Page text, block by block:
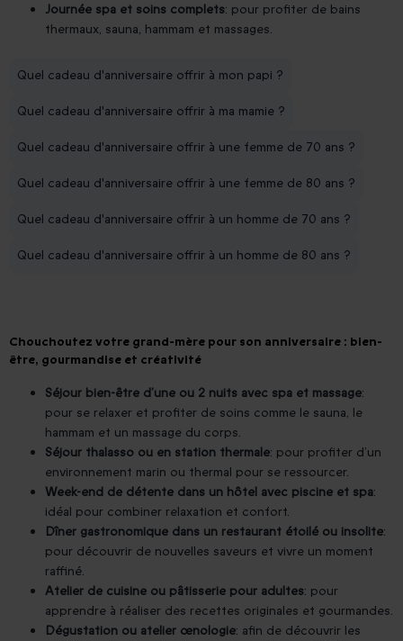
Journée spa et soins complets: pour profiter de bains
thermaux, sauna, hammam et massages.
Quel cadeau d'anniversaire offrir à mon papi ?
Quel cadeau d'anniversaire offrir à ma mamie ?
Quel cadeau d'anniversaire offrir à une femme de 70 ans ?
Quel cadeau d'anniversaire offrir à une femme de 80 ans ?
Quel cadeau d'anniversaire offrir à un homme de 70 ans ?
Quel cadeau d'anniversaire offrir à un homme de 80 ans ?
Chouchoutez votre grand-mère pour son anniversaire : bien-
être, gourmandise et créativité
Séjour bien-être d’une ou 2 nuits avec spa et massage:
pour se relaxer et profiter de soins comme le sauna, le
hammam et un massage du corps.
Séjour thalasso ou en station thermale: pour profiter d’un
environnement marin ou thermal pour se ressourcer.
Week-end de détente dans un hôtel avec piscine et spa:
idéal pour combiner relaxation et confort.
Dîner gastronomique dans un restaurant étoilé ou insolite:
pour découvrir de nouvelles saveurs et vivre un moment
raffiné.
Atelier de cuisine ou pâtisserie pour adultes: pour
apprendre à réaliser des recettes originales et gourmandes.
Dégustation ou atelier œnologie: afin de découvrir les